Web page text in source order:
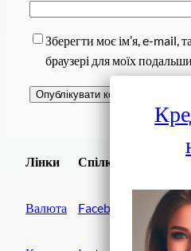
Зберегти моє ім’я, e-mail,
браузері для моїх
Лінки
Валюта
Спілки
Facebook